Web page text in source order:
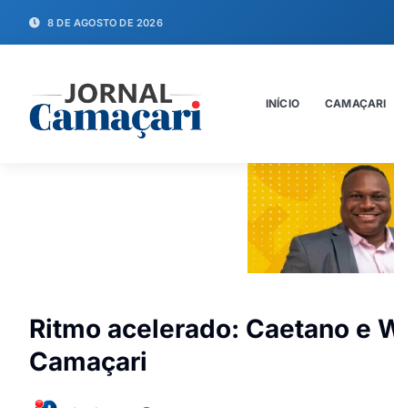
8 DE AGOSTO DE 2026
INÍCIO CAMAÇARI
Ritmo acelerado: Caetano e
Camaçari